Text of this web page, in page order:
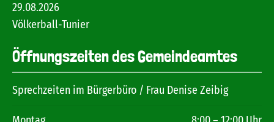
29.08.2026
Völkerball-Tunier
Öffnungszeiten des Gemeindeamtes
Sprechzeiten im Bürgerbüro / Frau Denise Zeibig